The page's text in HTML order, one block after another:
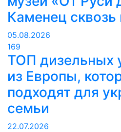
Каменец сквозь
05.08.2026
169
ТОП дизельных
из Европы,
подходят для
семьи
22.07.2026